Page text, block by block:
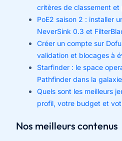
critères de classement
PoE2 saison 2 : installer
NeverSink 0.3 et
Créer un compte sur
validation et blocages à
Starfinder : le space
Pathfinder dans la galaxie
Quels sont les meilleurs
profil, votre budget et
Nos meilleurs contenus